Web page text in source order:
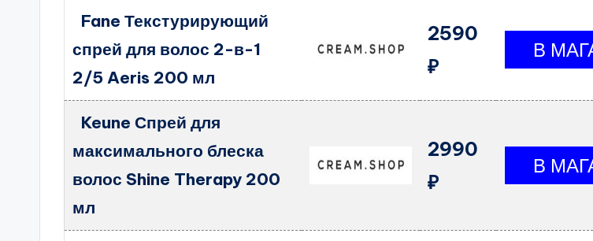
Fane Текстурирующий
спрей для волос 2-в-1
2/5 Aeris 200 мл
2590
₽
Keune Спрей для
максимального блеска
волос Shine Therapy 200
мл
2990
₽